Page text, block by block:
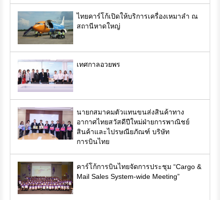
ไทยคาร์โก้เปิดให้บริการเครื่องเหมาลำ ณ
สถานีหาดใหญ่
เทศกาลอวยพร
นายกสมาคมตัวแทนขนส่งสินค้าทาง
อากาศไทยสวัสดีปีใหม่ฝ่ายการพาณิชย์
สินค้าและไปรษณียภัณฑ์ บริษัท
การบินไทย
คาร์โก้การบินไทยจัดการประชุม “Cargo &
Mail Sales System-wide Meeting”